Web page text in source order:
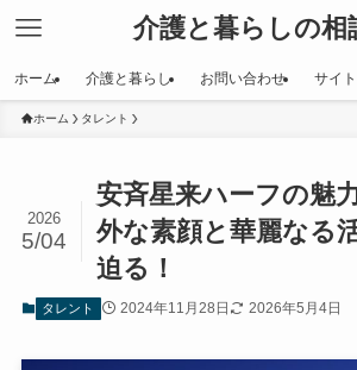
介護と暮らしの相
ホーム 介護と暮らし お問い合わせ サイ
ホーム タレント
安斉星来ハーフの魅
外な素顔と華麗なる
迫る！
2026
5/04
タレント 2024年11月28日 2026年5月4日